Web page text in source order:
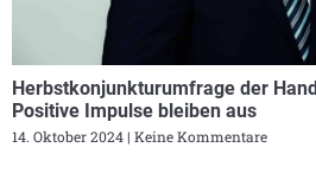
Herbstkonjunkturumfrage der
Positive Impulse bleiben aus
14. Oktober 2024 Keine Kommentare